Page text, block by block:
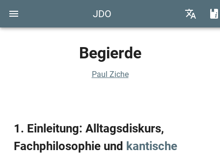
JDO
Begierde
Paul Ziche
1. Einleitung: Alltagsdiskurs,
Fachphilosophie und kantische